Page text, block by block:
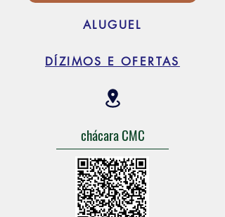
ALUGUEL
DÍZIMOS E OFERTAS
chácara CMC